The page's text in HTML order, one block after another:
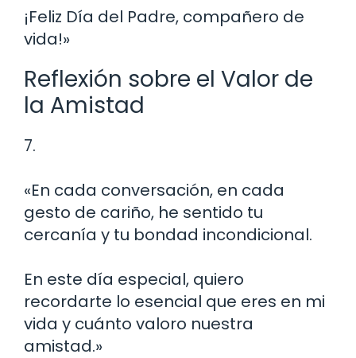
¡Feliz Día del Padre, compañero de
vida!»
Reflexión sobre el Valor de
la Amistad
7.
«En cada conversación, en cada
gesto de cariño, he sentido tu
cercanía y tu bondad incondicional.
En este día especial, quiero
recordarte lo esencial que eres en mi
vida y cuánto valoro nuestra
amistad.»